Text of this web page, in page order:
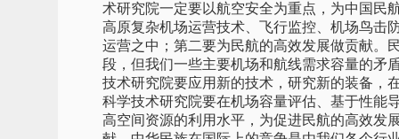
术研究院一定要以航空安全为重点，为中国民
高原复杂机场运营技术、飞行监控、机场鸟击
运营之中；第二要为民航的高效发展做贡献。
段，但我们一些主要机场和航线需求容量的矛
技术研究院要应用新的技术，研究新的装备，
科学技术研究院要在机场容量评估、基于性能
高空间资源的利用水平，为促进民航的高效发